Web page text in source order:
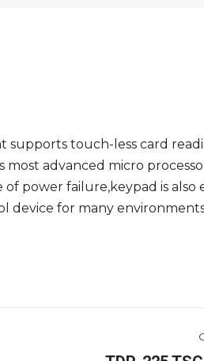
supports touch-less card
advanced micro
power failure,keypad is also
device for many